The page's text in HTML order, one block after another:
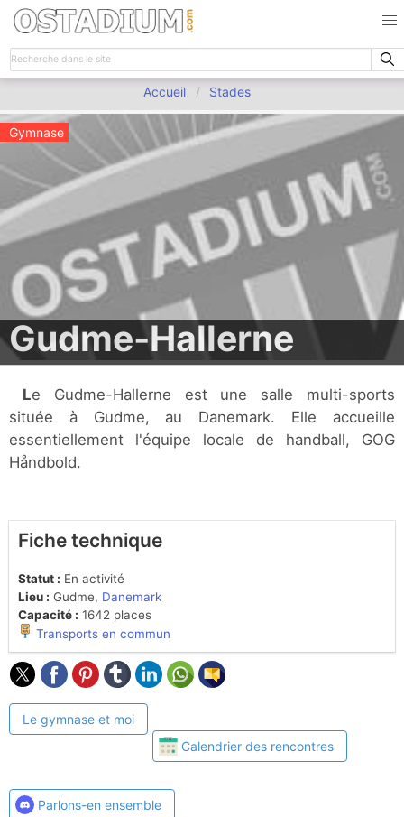
Accueil Stades
Gymnase
Gudme-Hallerne
Le Gudme-Hallerne est une salle multi-sports
située à Gudme, au Danemark. Elle accueille
essentiellement l'équipe locale de handball, GOG
Håndbold.
Fiche technique
Statut : En activité
Lieu : Gudme, Danemark
Capacité : 1642 places
Transports en commun
Le gymnase et moi
Calendrier des rencontres
Parlons-en ensemble